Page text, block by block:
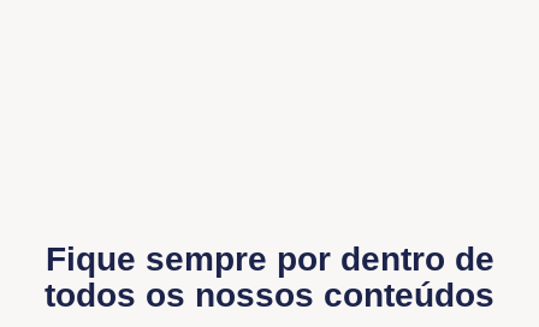
Fique sempre por dentro de
todos os nossos conteúdos